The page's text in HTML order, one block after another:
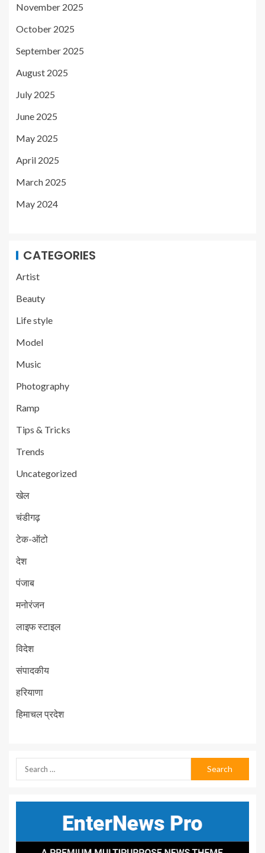
November 2025
October 2025
September 2025
August 2025
July 2025
June 2025
May 2025
April 2025
March 2025
May 2024
CATEGORIES
Artist
Beauty
Life style
Model
Music
Photography
Ramp
Tips & Tricks
Trends
Uncategorized
खेल
चंडीगढ़
टेक-ऑटो
देश
पंजाब
मनोरंजन
लाइफ स्टाइल
विदेश
संपादकीय
हरियाणा
हिमाचल प्रदेश